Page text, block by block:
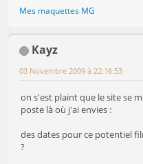
Mes maquettes MG
Kayz
03 Novembre 2009 à 22:16:53
on s'est plaint que le site se
poste là où j'ai envies :
des dates pour ce potentiel
?